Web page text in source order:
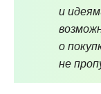
и
о
не